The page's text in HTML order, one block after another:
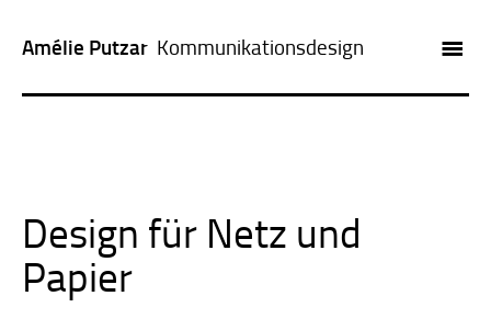
Amélie Putzar Kommunikationsdesign
PROFIL
KONTAKT
Design für Netz und
Papier